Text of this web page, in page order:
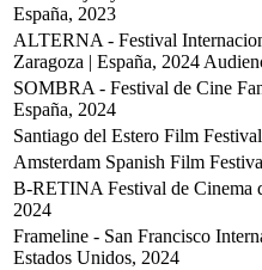
España, 2023
ALTERNA - Festival
Zaragoza | España, 2024
SOMBRA - Festival de Cine
España, 2024
Santiago del Estero Film
Amsterdam Spanish Film
B-RETINA Festival de Cinema
2024
Frameline - San Francisco
Estados Unidos, 2024